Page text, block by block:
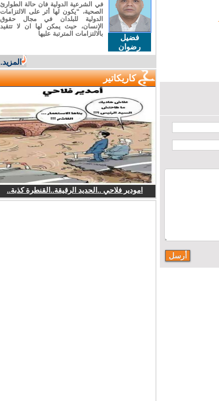
فضيل
رضوان
في الشرعية الدولية فان حالة الطوارئ
الصحية، “يكون لها أثر على الالتزامات
الدولية للبلدان في مجال حقوق
الإنسان، حيث يمكن لها ان لا تتقيد
بالالتزامات المترتبة عليها
المزيد...
كاريكاتير
امودير فلاحي ..الحديد الرقيقة..القنطرة كذبة..